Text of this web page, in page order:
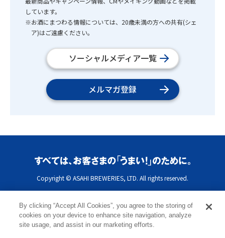
しています。
※お酒にまつわる情報については、20歳未満の方への共有(シェ
ア)はご遠慮ください。
ソーシャルメディア一覧
メルマガ登録
Copyright © ASAHI BREWERIES, LTD. All rights reserved.
By clicking “Accept All Cookies”, you agree to the storing of
cookies on your device to enhance site navigation, analyze
site usage, and assist in our marketing efforts.